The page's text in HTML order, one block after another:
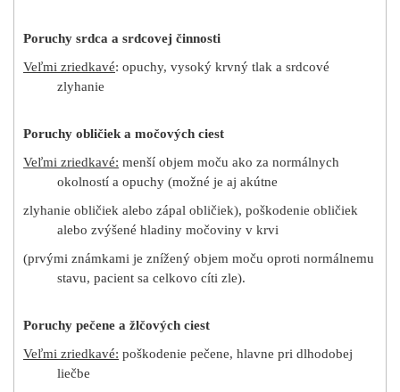
Poruchy srdca a srdcovej činnosti
Veľmi zriedkavé: opuchy, vysoký krvný tlak a srdcové
zlyhanie
Poruchy obličiek a močových ciest
Veľmi zriedkavé: menší objem moču ako za normálnych
okolností a opuchy (možné je aj akútne
zlyhanie obličiek alebo zápal obličiek), poškodenie obličiek
alebo zvýšené hladiny močoviny v krvi
(prvými známkami je znížený objem moču oproti normálnemu
stavu, pacient sa celkovo cíti zle).
Poruchy pečene a žlčových ciest
Veľmi zriedkavé: poškodenie pečene, hlavne pri dlhodobej
liečbe